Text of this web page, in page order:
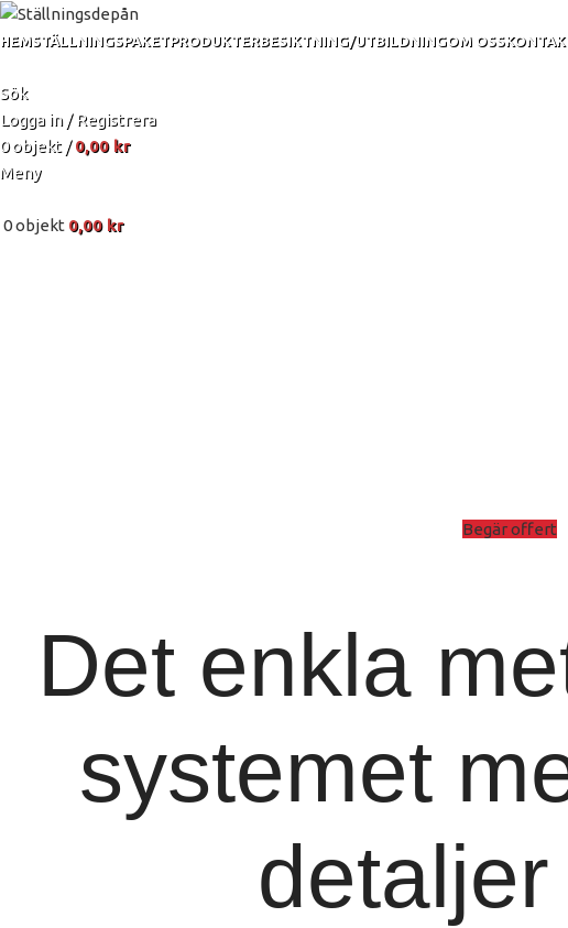
HEMSTÄLLNINGSPAKET PRODUKTER BESIKTNING/UTBILDNING OM OSS
Sök
Logga in / Registrera
0objekt / 0,00 kr
Meny
0objekt 0,00 kr
Begär offert
Det enkla
systemet
detaljer